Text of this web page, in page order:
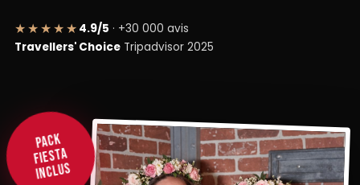
★★★★★ 4.9/5 · +30 000 avis
Travellers' Choice Tripadvisor 2025
Pack
Fiesta
inclus